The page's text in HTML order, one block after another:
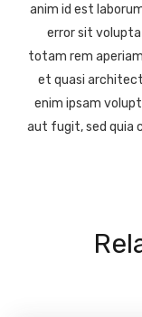
anim id est
error sit
totam rem
et quasi
enim ipsam
aut fugit, sed quia